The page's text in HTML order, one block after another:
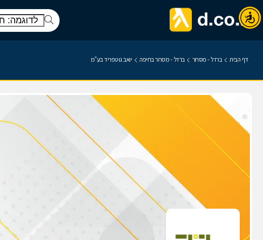
דף הבית ברזל - מסחר ברזל - מסחר בחיפה יואב גוטפריד בע"מ